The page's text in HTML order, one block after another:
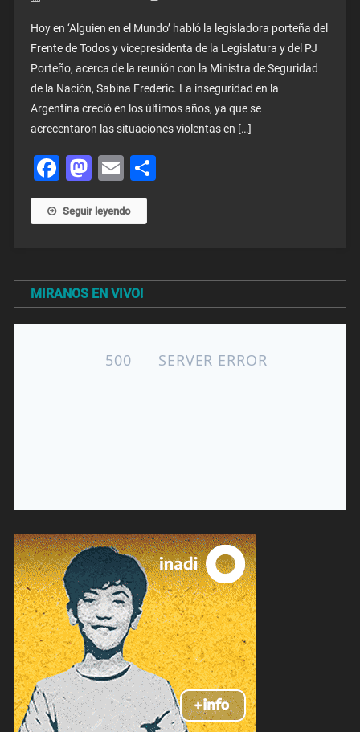
Hoy en ‘Alguien en el Mundo’ habló la legisladora porteña del
Frente de Todos y vicepresidenta de la Legislatura y del PJ
Porteño, acerca de la reunión con la Ministra de Seguridad
de la Nación, Sabina Frederic. La inseguridad en la
Argentina creció en los últimos años, ya que se
acrecentaron las situaciones violentas en […]
Facebook
Mastodon
Email
Seguir leyendo
MIRANOS EN VIVO!